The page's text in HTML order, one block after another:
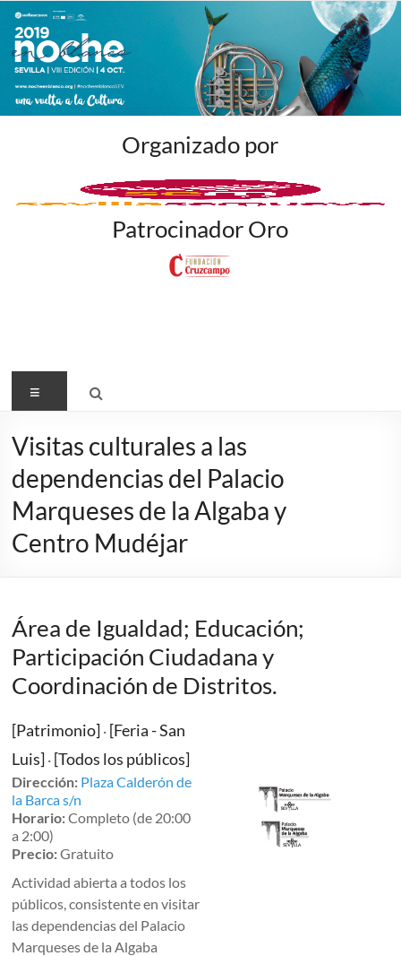
Organizado por
Patrocinador Oro
Menú
Visitas culturales a las
dependencias del Palacio
Marqueses de la Algaba y
Centro Mudéjar
Área de Igualdad; Educación;
Participación Ciudadana y
Coordinación de Distritos.
[Patrimonio] · [Feria - San
Luis] · [Todos los públicos]
Dirección: Plaza Calderón de
la Barca s/n
Horario:Completo (de 20:00
a 2:00)
Precio:Gratuito
Actividad abierta a todos los
públicos, consistente en visitar
las dependencias del Palacio
Marqueses de la Algaba